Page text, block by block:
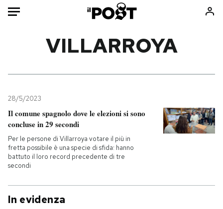
Mondo
Politica
Tecnologia
Internet
Scienza
Economia
Sport
Consumismi
Ok Boomer!
Altrecose
VILLARROYA
28/5/2023
Il comune spagnolo dove le elezioni si sono
concluse in 29 secondi
Per le persone di Villarroya votare il più in
fretta possibile è una specie di sfida: hanno
battuto il loro record precedente di tre
secondi
In evidenza